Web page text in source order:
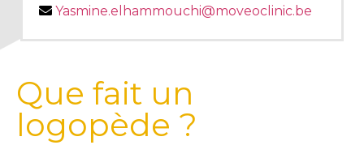
Yasmine.elhammouchi@moveoclinic.be
Que fait un
logopède ?